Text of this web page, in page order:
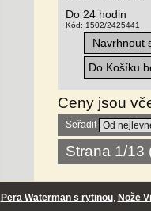
Do 24 hodin
Kód: 1502/2425441
Navrhnout
Do Košíku
Ceny jsou
Seřadit
Strana 1/
Pera Waterman s rytinou, Nože